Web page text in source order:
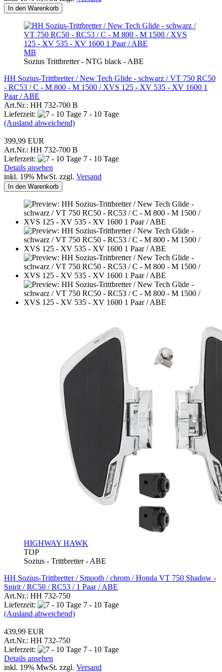
In den Warenkorb
MB
Sozius Trittbretter - NTG black - ABE
HH Sozius-Trittbretter / New Tech Glide - schwarz / VT 750 RC50
- RC53 / C - M 800 - M 1500 / XVS 125 - XV 535 - XV 1600 1
Paar / ABE
Art.Nr.: HH 732-700 B
Lieferzeit:
7 - 10 Tage
(Ausland abweichend)
399,99 EUR
Art.Nr.: HH 732-700 B
Lieferzeit:
7 - 10 Tage
Details ansehen
inkl. 19% MwSt. zzgl. Versand
In den Warenkorb
HIGHWAY HAWK
TOP
Sozius - Trittbretter - ABE
HH Sozius-Trittbretter / Smooth / chrom / Honda VT 750 Shadow -
Spirit / RC50 / RC53 / 1 Paar / ABE
Art.Nr.: HH 732-750
Lieferzeit:
7 - 10 Tage
(Ausland abweichend)
439,99 EUR
Art.Nr.: HH 732-750
Lieferzeit:
7 - 10 Tage
Details ansehen
inkl. 19% MwSt. zzgl. Versand